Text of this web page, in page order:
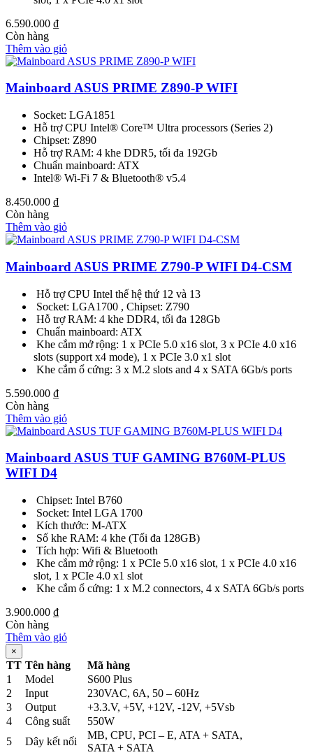
6.590.000 ₫
Còn hàng
Thêm vào giỏ
Mainboard ASUS PRIME Z890-P WIFI
Socket: LGA1851
Hỗ trợ CPU Intel® Core™ Ultra processors (Series 2)
Chipset: Z890
Hỗ trợ RAM: 4 khe DDR5, tối đa 192Gb
Chuẩn mainboard: ATX
Intel® Wi-Fi 7 & Bluetooth® v5.4
8.450.000 ₫
Còn hàng
Thêm vào giỏ
Mainboard ASUS PRIME Z790-P WIFI D4-CSM
Hỗ trợ CPU Intel thế hệ thứ 12 và 13
Socket: LGA1700 , Chipset: Z790
Hỗ trợ RAM: 4 khe DDR4, tối đa 128Gb
Chuẩn mainboard: ATX
Khe cắm mở rộng: 1 x PCIe 5.0 x16 slot, 3 x PCIe 4.0 x16
slots (support x4 mode), 1 x PCIe 3.0 x1 slot
Khe cắm ổ cứng: 3 x M.2 slots and 4 x SATA 6Gb/s ports
5.590.000 ₫
Còn hàng
Thêm vào giỏ
Mainboard ASUS TUF GAMING B760M-PLUS
WIFI D4
Chipset: Intel B760
Socket: Intel LGA 1700
Kích thước: M-ATX
Số khe RAM: 4 khe (Tối đa 128GB)
Tích hợp: Wifi & Bluetooth
Khe cắm mở rộng: 1 x PCIe 5.0 x16 slot, 1 x PCIe 4.0 x16
slot, 1 x PCIe 4.0 x1 slot
Khe cắm ổ cứng: 1 x M.2 connectors, 4 x SATA 6Gb/s ports
3.900.000 ₫
Còn hàng
Thêm vào giỏ
×
TT Tên hàng
Mã hàng
1
Model
S600 Plus
2
Input
230VAC, 6A, 50 – 60Hz
3
Output
+3.3.V, +5V, +12V, -12V, +5Vsb
4
Công suất
550W
5
Dây kết nối
MB, CPU, PCI – E, ATA + SATA,
SATA + SATA